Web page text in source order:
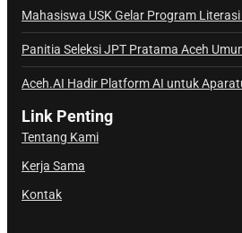
Mahasiswa USK Gelar Program
Panitia Seleksi JPT Pratama Aceh
Aceh.AI Hadir Platform AI untuk
Link Penting
Tentang Kami
Kerja Sama
Kontak